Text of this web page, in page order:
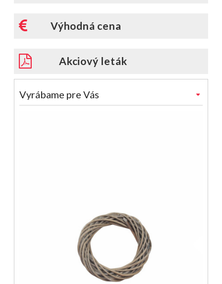
Výhodná cena
Akciový leták
Vyrábame pre Vás